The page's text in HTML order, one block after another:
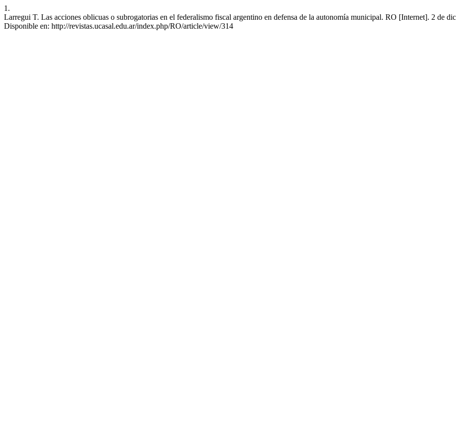
1.
Larregui T. Las acciones oblicuas o subrogatorias en el federalismo fiscal argentino en defensa de la autonomía municipal. RO [Internet]. 2 de
Disponible en: http://revistas.ucasal.edu.ar/index.php/RO/article/view/314